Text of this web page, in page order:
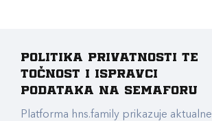
Politika privatnosti te
točnost i ispravci
podataka na Semaforu
Platforma hns.family prikazuje aktualne